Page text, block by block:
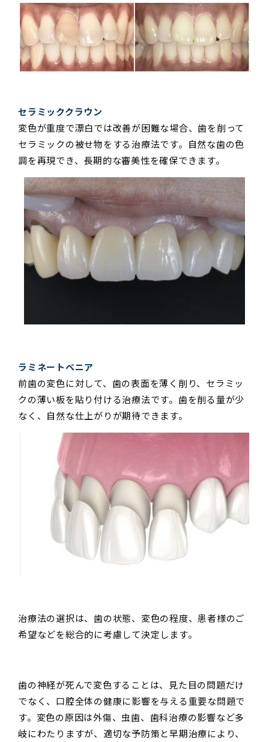
セラミッククラウン
変色が重度で漂白では改善が困難な場合、歯を削って
セラミックの被せ物をする治療法です。自然な歯の色
調を再現でき、長期的な審美性を確保できます。
ラミネートベニア
前歯の変色に対して、歯の表面を薄く削り、セラミッ
クの薄い板を貼り付ける治療法です。歯を削る量が少
なく、自然な仕上がりが期待できます。
治療法の選択は、歯の状態、変色の程度、患者様のご
希望などを総合的に考慮して決定します。
歯の神経が死んで変色することは、見た目の問題だけ
でなく、口腔全体の健康に影響を与える重要な問題で
す。変色の原因は外傷、虫歯、歯科治療の影響など多
岐にわたりますが、適切な予防策と早期治療により、